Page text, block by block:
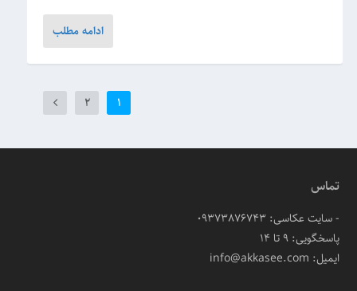
ادامه مطلب
1
2
تماس
- سایت عکاسی: 09373876743
پاسخگویی: ۹ تا ۱۴
ایمیل: info@akkasee.com